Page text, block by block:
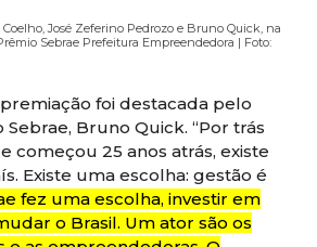
Coelho, José Zeferino Pedrozo e Bruno Quick, na
Sebrae Prefeitura Empreendedora | Foto:
foi destacada pelo
Bruno Quick. “Por trás
começou 25 anos atrás, existe
Existe uma escolha: gestão é
fez uma escolha, investir em
o Brasil. Um ator são os